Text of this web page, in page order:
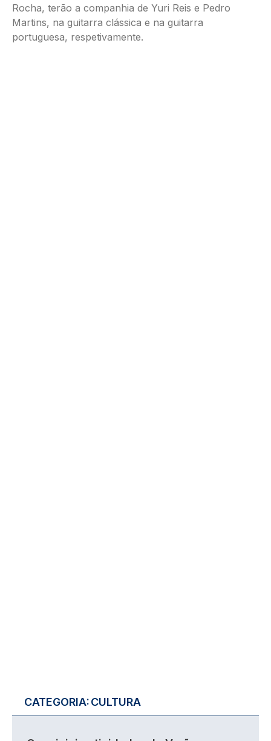
Rocha, terão a companhia de Yuri Reis e Pedro
Martins, na guitarra clássica e na guitarra
portuguesa, respetivamente.
CATEGORIA:CULTURA